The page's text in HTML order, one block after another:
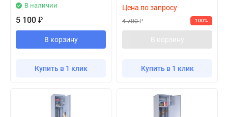
В наличии
5 100 ₽
В корзину
Купить в 1 клик
Цена по запросу
4 700₽ 100%
В корзину
Купить в 1 клик